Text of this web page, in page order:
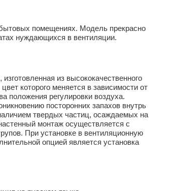
помещениях. Модель прекрасно
нуждающихся в вентиляции.
из высококачественного
которого меняется в зависимости от
положения регулировки воздуха.
посторонних запахов внутрь
твердых частиц, осаждаемых на
монтаж осуществляется с
При установке в вентиляционную
опцией является установка